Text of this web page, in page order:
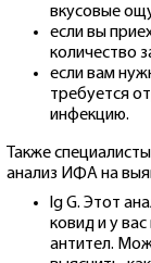
вкусовые
если вы
количество
если вам
требуется
инфекцию.
Также
анализ ИФА на
lg G. Этот
ковид и у
антител.